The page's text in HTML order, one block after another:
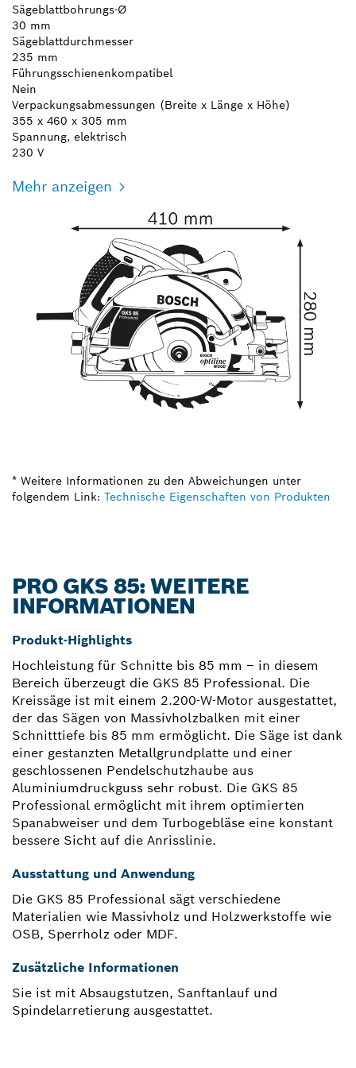
Sägeblattbohrungs-Ø
30 mm
Sägeblattdurchmesser
235 mm
Führungsschienenkompatibel
Nein
Verpackungsabmessungen (Breite x Länge x Höhe)
355 x 460 x 305 mm
Spannung, elektrisch
230 V
Mehr anzeigen
* Weitere Informationen zu den Abweichungen unter
folgendem Link: Technische Eigenschaften von Produkten
PRO GKS 85: WEITERE
INFORMATIONEN
Produkt-Highlights
Hochleistung für Schnitte bis 85 mm – in diesem
Bereich überzeugt die GKS 85 Professional. Die
Kreissäge ist mit einem 2.200-W-Motor ausgestattet,
der das Sägen von Massivholzbalken mit einer
Schnitttiefe bis 85 mm ermöglicht. Die Säge ist dank
einer gestanzten Metallgrundplatte und einer
geschlossenen Pendelschutzhaube aus
Aluminiumdruckguss sehr robust. Die GKS 85
Professional ermöglicht mit ihrem optimierten
Spanabweiser und dem Turbogebläse eine konstant
bessere Sicht auf die Anrisslinie.
Ausstattung und Anwendung
Die GKS 85 Professional sägt verschiedene
Materialien wie Massivholz und Holzwerkstoffe wie
OSB, Sperrholz oder MDF.
Zusätzliche Informationen
Sie ist mit Absaugstutzen, Sanftanlauf und
Spindelarretierung ausgestattet.